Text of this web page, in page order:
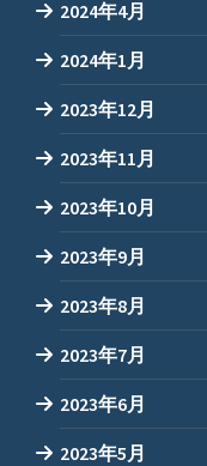
2024年4月
2024年1月
2023年12月
2023年11月
2023年10月
2023年9月
2023年8月
2023年7月
2023年6月
2023年5月